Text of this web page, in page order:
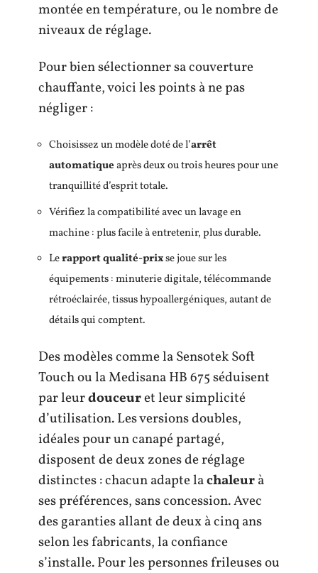
montée en température, ou le nombre de
niveaux de réglage.
Pour bien sélectionner sa couverture
chauffante, voici les points à ne pas
négliger :
Choisissez un modèle doté de l’arrêt
automatiqueaprès deux ou trois heures pour une
tranquillité d’esprit totale.
Vérifiez la compatibilité avec un lavage en
machine : plus facile à entretenir, plus durable.
Lerapport qualité-prixse joue sur les
équipements : minuterie digitale, télécommande
rétroéclairée, tissus hypoallergéniques, autant de
détails qui comptent.
Des modèles comme la Sensotek Soft
Touch ou la Medisana HB 675 séduisent
par leurdouceuret leur simplicité
d’utilisation. Les versions doubles,
idéales pour un canapé partagé,
disposent de deux zones de réglage
distinctes : chacun adapte lachaleurà
ses préférences, sans concession. Avec
des garanties allant de deux à cinq ans
selon les fabricants, la confiance
s’installe. Pour les personnes frileuses ou